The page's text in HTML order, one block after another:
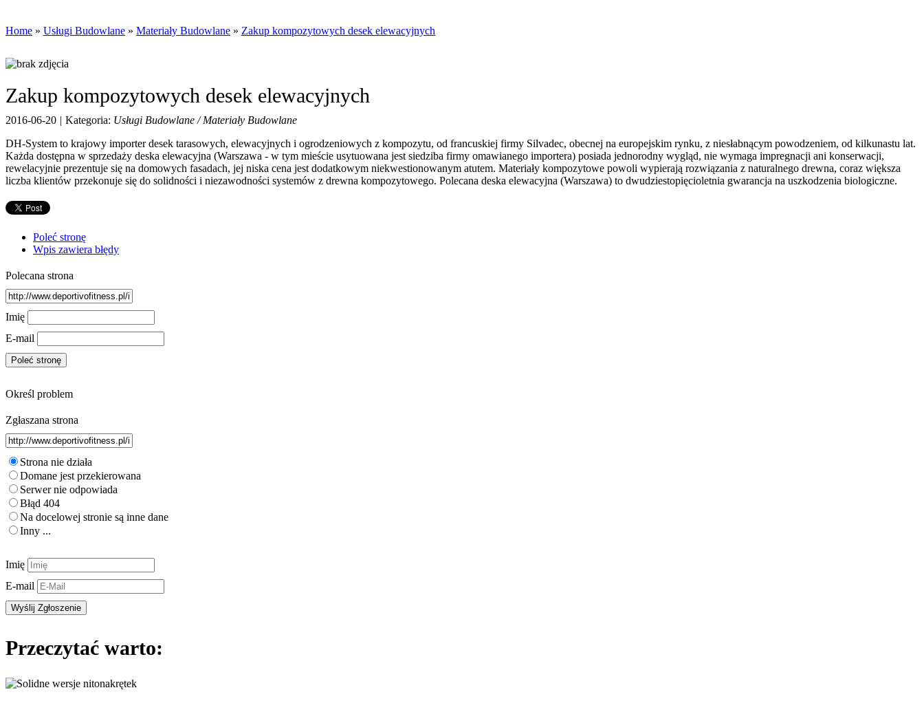
Home » Usługi Budowlane » Materiały Budowlane » Zakup kompozytowych desek elewacyjnych
Zakup kompozytowych desek elewacyjnych
2016-06-20 | Kategoria: Usługi Budowlane / Materiały Budowlane
DH-System to krajowy importer desek tarasowych, elewacyjnych i ogrodzeniowych z kompozytu, od francuskiej firmy Silvadec, obecnej na europejskim rynku, z niesłabnącym powodzeniem, od kilkunastu lat.
Każda dostępna w sprzedaży deska elewacyjna (Warszawa - w tym mieście usytuowana jest siedziba firmy omawianego importera) posiada jednorodny wygląd, nie wymaga impregnacji ani konserwacji,
rewelacyjnie prezentuje się na domowych fasadach, jej niska cena jest dodatkowym niekwestionowanym atutem. Materiały kompozytowe powoli wypierają rozwiązania z naturalnego drewna, coraz większa
liczba klientów przekonuje się do solidności i niezawodności systemów z drewna kompozytowego. Polecana deska elewacyjna (Warszawa) to dwudziestopięcioletnia gwarancja na uszkodzenia biologiczne.
Poleć stronę
Wpis zawiera błędy
Polecana strona
Imię
E-mail
Określ problem
Zgłaszana strona
Strona nie działa
Domane jest przekierowana
Serwer nie odpowiada
Błąd 404
Na docelowej stronie są inne dane
Inny ...
Imię
E-mail
Przeczytać warto: